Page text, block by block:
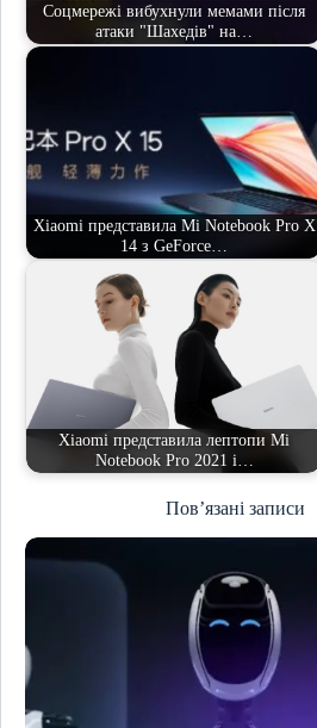
Соцмережі вибухнули мемами після
атаки "Шахедів" на…
Xiaomi представила Mi Notebook Pro X
14 з GeForce…
Xiaomi представила лептопи Mi
Notebook Pro 2021 і…
Пов’язані записи